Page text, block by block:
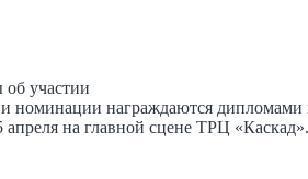
участии
номинации награждаются
апреля на главной сцене ТРЦ «Каскад».